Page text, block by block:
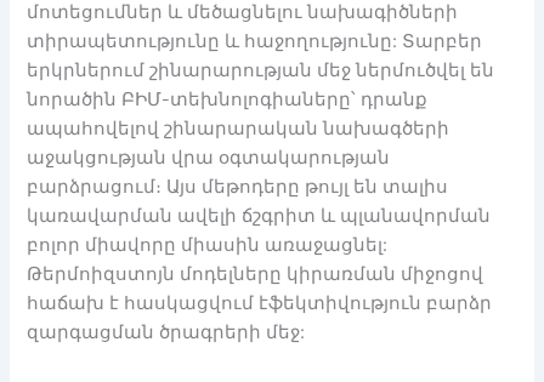
մոտեցումներ և մեծացնելու նախագիծների
տիրապետությունը և հաջողությունը: Տարբեր
երկրներում շինարարության մեջ ներմուծվել են
նորածին ԲԻՄ-տեխնոլոգիաները՝ դրանք
ապահովելով շինարարական նախագծերի
աջակցության վրա օգտակարության
բարձրացում։ Այս մեթոդերը թույլ են տալիս
կառավարման ավելի ճշգրիտ և պլանավորման
բոլոր միավորը միասին առաջացնել:
Թերմոիզստոյն մոդելները կիրառման միջոցով
հաճախ է հասկացվում էֆեկտիվություն բարձր
զարգացման ծրագրերի մեջ: